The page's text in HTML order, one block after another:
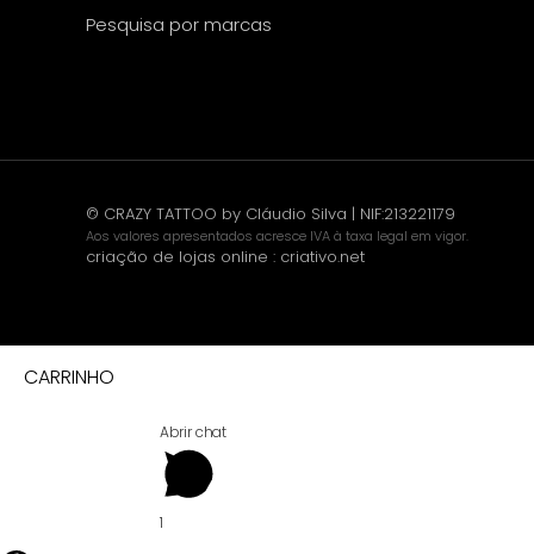
Pesquisa por marcas
© CRAZY TATTOO by Cláudio Silva | NIF:213221179
Aos valores apresentados acresce IVA à taxa legal em vigor.
criação de lojas online : criativo.net
CARRINHO
Abrir chat
1